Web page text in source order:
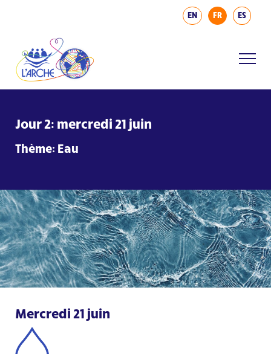
EN FR ES
Jour 2: mercredi 21 juin
Thème: Eau
Mercredi 21 juin